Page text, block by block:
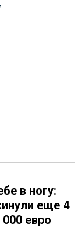
в ногу:
еще 4
евро